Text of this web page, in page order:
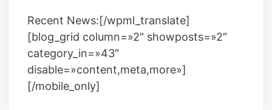
Recent News:[/wpml_translate]
[blog_grid column=»2″ showposts=»2″
category_in=»43″
disable=»content,meta,more»]
[/mobile_only]